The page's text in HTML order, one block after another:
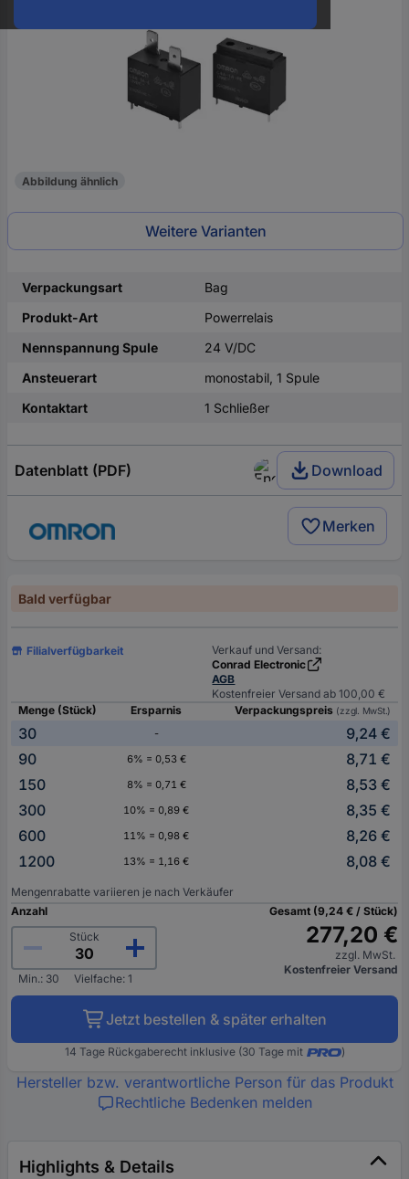
Abbildung ähnlich
Weitere Varianten
Verpackungsart
Bag
Produkt-Art
Powerrelais
Nennspannung Spule
24 V/DC
Ansteuerart
monostabil, 1 Spule
Kontaktart
1 Schließer
Datenblatt (PDF) Download
Merken
Bald verfügbar
Filialverfügbarkeit
Verkauf und Versand:
Conrad Electronic
AGB
Kostenfreier Versand ab 100,00 €
Menge (Stück)
Ersparnis Verpackungspreis (zzgl. MwSt.)
30 -
9,24 €
90
6% = 0,53 €
8,71 €
150
8% = 0,71 €
8,53 €
300
10% = 0,89 €
8,35 €
600
11% = 0,98 €
8,26 €
1200
13% = 1,16 € 8,08 €
Mengenrabatte variieren je nach Verkäufer
Anzahl
Stück
Min.: 30 Vielfache: 1
Gesamt (9,24 € / Stück)
277,20 €
zzgl. MwSt.
Kostenfreier Versand
Jetzt bestellen & später erhalten
14 Tage Rückgaberecht inklusive (30 Tage mit )
Hersteller bzw. verantwortliche Person für das Produkt
Rechtliche Bedenken melden
Highlights & Details